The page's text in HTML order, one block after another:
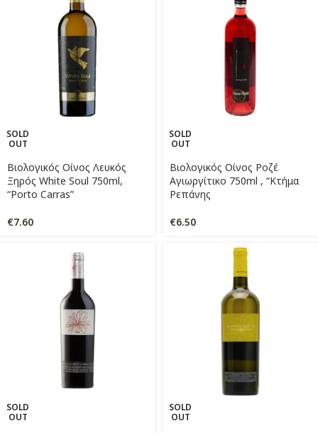
SOLD
OUT
Βιολογικός Οίνος Λευκός
Ξηρός White Soul 750ml,
“Porto Carras”
€7.60
SOLD
OUT
Βιολογικός Οίνος Ροζέ
Αγιωργίτικο 750ml , “Κτήμα
Ρεπάνης
€6.50
SOLD
OUT
SOLD
OUT